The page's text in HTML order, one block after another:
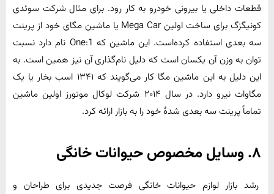
قطعات داخلی یا بیرونی خودرو به کار رود. برای مثال شرکت سوئدی
کونیگزگ برای ساخت اولین Mega Car یا ماشین مگای خود از پرینت
سه بعدی استفاده کرده‌است. این ماشین که One:1 نام دارد نسبت
توان به وزن آن یکسان است که دلیل نام‌گذاری آن نیز همین است. به
این دلیل به این ماشین مگا کار می‌گویند که ۱۳۴۱ اسب بخار یا یک
مگاوات نیرو دارد. در سال ۲۰۱۴ شرکت لوکال موتورز اولین ماشین
تماماً پرینت سه بعدی شدهٔ خود را به بازار ارائه کرد.
۸. وسایل مخصوص حیوانات خانگی
رشد بازار لوازم حیوانات خانگی فرصت جدیدی برای طراحان و